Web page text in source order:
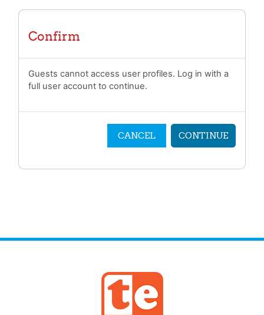
Confirm
Guests cannot access user profiles. Log in with a
full user account to continue.
CANCEL CONTINUE